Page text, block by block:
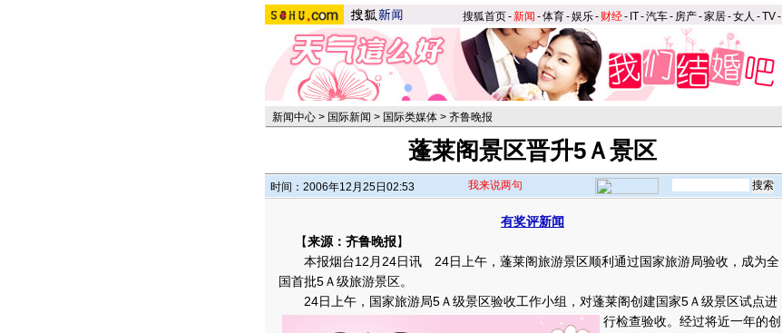
搜狐首页-新闻 -体育-娱乐- 财经- IT-汽车- 房产-家居-女人 -TV-
新闻中心 > 国际新闻 > 国际类媒体 > 齐鲁晚报
蓬莱阁景区晋升5Ａ景区
时间：2006年12月25日02:53 我来说两句
有奖评新闻
【来源：齐鲁晚报】
本报烟台12月24日讯 24日上午，蓬莱阁旅游景区顺利通过国家旅游局验收，成为全
国首批5Ａ级旅游景区。
24日上午，国家旅游局5Ａ级景区验收工作小组，对蓬莱阁创建国家5Ａ级景区试点进
行检查验收。 经过将近一年的创